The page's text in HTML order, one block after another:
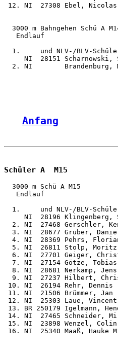
12. NI  27308 Ebel,
3000 m Bahngehen Schü A
   Endlauf
1.     und NLV-/BLV-
NI  28151 Scharnowski,
2. NI        Brandenburg,
Anfang
Schüler A  M15
3000 m Schü A M15
   Endlauf
1.     und NLV-/BLV-
NI  28196 Klingenberg,
2. NI  27468 Gerschler,
3. NI  28677 Gruber,
4. NI  28369 Pehrs,
5. NI  26811 Stolp,
6. NI  27701 Geiger,
7. NI  27154 Götze,
8. NI  28681 Nerkamp,
9. NI  27237 Hilbert,
10. NI  26194 Rehr,
11. NI  21506 Brümmer,
12. NI  25303 Laue,
13. BR 250179 Igelmann,
14. NI  27465 Schneider,
15. NI  23898 Wenzel,
16. NI  25340 Maaß,